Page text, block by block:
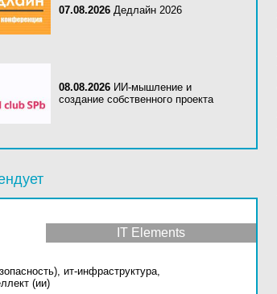
07.08.2026 Дедлайн 2026
08.08.2026 ИИ-мышление и
создание собственного проекта
IT Elements
ит-инфраструктура,
(ии)